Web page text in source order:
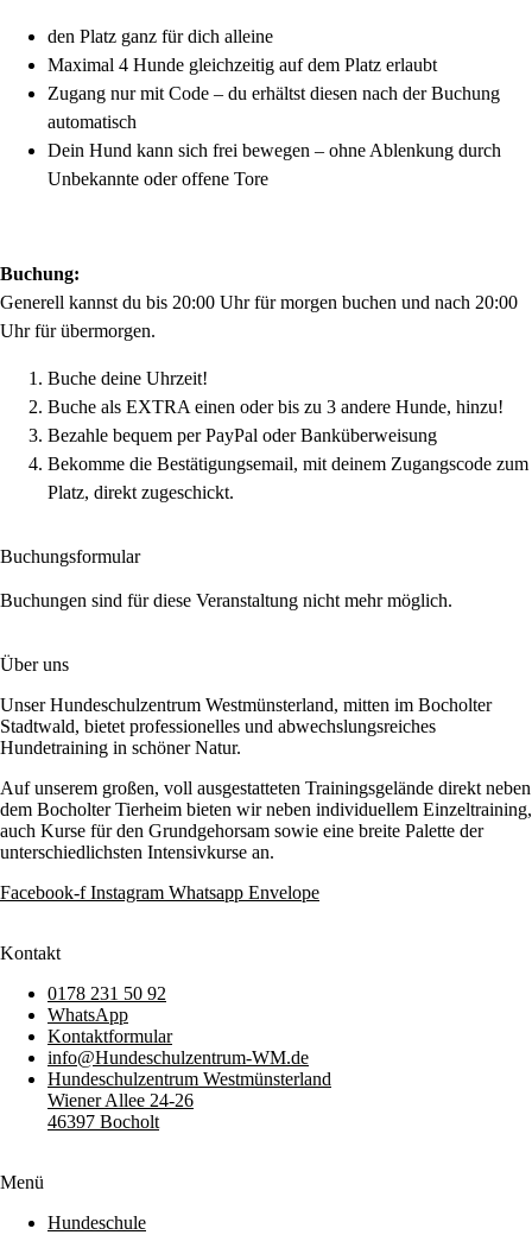
den Platz ganz für dich alleine
Maximal 4 Hunde gleichzeitig auf dem Platz erlaubt
Zugang nur mit Code – du erhältst diesen nach der Buchung
automatisch
Dein Hund kann sich frei bewegen – ohne Ablenkung durch
Unbekannte oder offene Tore
Buchung:
Generell kannst du bis 20:00 Uhr für morgen buchen und nach 20:00
Uhr für übermorgen.
Buche deine Uhrzeit!
Buche als EXTRA einen oder bis zu 3 andere Hunde, hinzu!
Bezahle bequem per PayPal oder Banküberweisung
Bekomme die Bestätigungsemail, mit deinem Zugangscode zum
Platz, direkt zugeschickt.
Buchungsformular
Buchungen sind für diese Veranstaltung nicht mehr möglich.
Über uns
Unser Hundeschulzentrum Westmünsterland, mitten im Bocholter
Stadtwald, bietet professionelles und abwechslungsreiches
Hundetraining in schöner Natur.
Auf unserem großen, voll ausgestatteten Trainingsgelände direkt neben
dem Bocholter Tierheim bieten wir neben individuellem Einzeltraining,
auch Kurse für den Grundgehorsam sowie eine breite Palette der
unterschiedlichsten Intensivkurse an.
Facebook-f Instagram Whatsapp Envelope
Kontakt
0178 231 50 92
WhatsApp
Kontaktformular
info@Hundeschulzentrum-WM.de
Hundeschulzentrum Westmünsterland
Wiener Allee 24-26
46397 Bocholt
Menü
Hundeschule